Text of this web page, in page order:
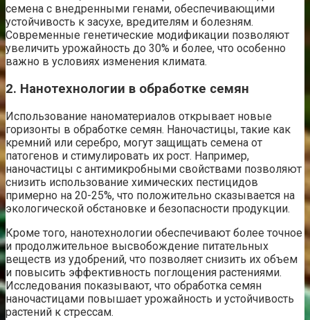
семена с внедренными генами, обеспечивающими
устойчивость к засухе, вредителям и болезням.
Современные генетические модификации позволяют
увеличить урожайность до 30% и более, что особенно
важно в условиях изменения климата.
2. Нанотехнологии в обработке семян
Использование наноматериалов открывает новые
горизонты в обработке семян. Наночастицы, такие как
кремний или серебро, могут защищать семена от
патогенов и стимулировать их рост. Например,
наночастицы с антимикробными свойствами позволяют
снизить использование химических пестицидов
примерно на 20-25%, что положительно сказывается на
экологической обстановке и безопасности продукции.
Кроме того, нанотехнологии обеспечивают более точное
и продолжительное высвобождение питательных
веществ из удобрений, что позволяет снизить их объем
и повысить эффективность поглощения растениями.
Исследования показывают, что обработка семян
наночастицами повышает урожайность и устойчивость
растений к стрессам.